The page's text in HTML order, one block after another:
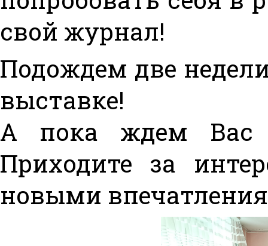
свой журнал!
Подождем две
выставке!
А пока ждем Вас
Приходите за
новыми